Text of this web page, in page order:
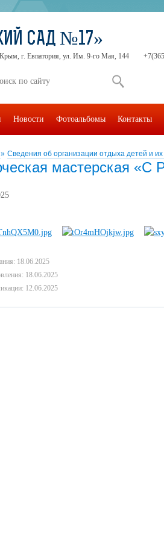
» Сведения об организации отдыха детей и
мастерская «С
18.06.2025
18.06.2025
12.06.2025
САД №17»
г. Евпатория, ул. Им. 9-го Мая, 144
Новости Фотоальбомы Контакты